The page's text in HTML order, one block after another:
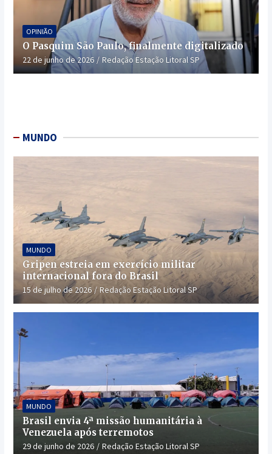
OPINIÃO
O Pasquim São Paulo, finalmente digitalizado
22 de junho de 2026 Redação Estação Litoral SP
MUNDO
MUNDO
Gripen estreia em exercício militar
internacional fora do Brasil
15 de julho de 2026 Redação Estação Litoral SP
MUNDO
Brasil envia 4ª missão humanitária à
Venezuela após terremotos
29 de junho de 2026 Redação Estação Litoral SP